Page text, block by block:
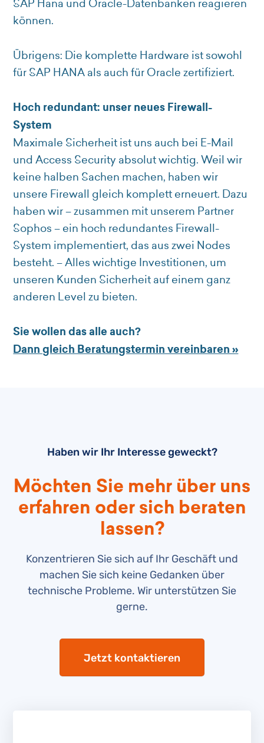
SAP Hana und Oracle-Datenbanken reagieren
können.
Übrigens: Die komplette Hardware ist sowohl
für SAP HANA als auch für Oracle zertifiziert.
Hoch redundant: unser neues Firewall-
System
Maximale Sicherheit ist uns auch bei E-Mail
und Access Security absolut wichtig. Weil wir
keine halben Sachen machen, haben wir
unsere Firewall gleich komplett erneuert. Dazu
haben wir – zusammen mit unserem Partner
Sophos – ein hoch redundantes Firewall-
System implementiert, das aus zwei Nodes
besteht. – Alles wichtige Investitionen, um
unseren Kunden Sicherheit auf einem ganz
anderen Level zu bieten.
Sie wollen das alle auch?
Dann gleich Beratungstermin vereinbaren »
Haben wir Ihr Interesse geweckt?
Möchten Sie mehr über uns
erfahren oder sich beraten
lassen?
Konzentrieren Sie sich auf Ihr Geschäft und
machen Sie sich keine Gedanken über
technische Probleme. Wir unterstützen Sie
gerne.
Jetzt kontaktieren